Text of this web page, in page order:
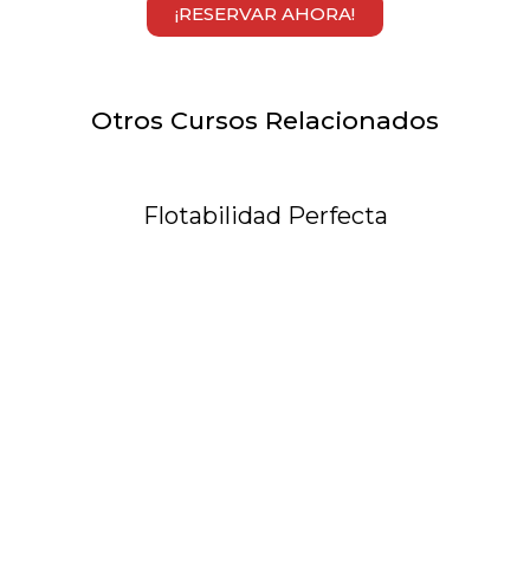
¡RESERVAR AHORA!
Otros Cursos Relacionados
Flotabilidad Perfecta